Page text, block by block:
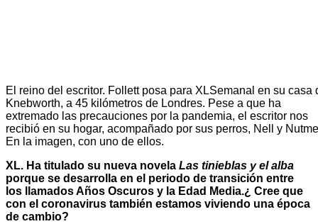
El reino del escritor. Follett posa para XLSemanal en su casa
Knebworth, a 45 kilómetros de Londres. Pese a que ha
extremado las precauciones por la pandemia, el escritor nos
recibió en su hogar, acompañado por sus perros, Nell y
En la imagen, con uno de ellos.
XL. Ha titulado su nueva novela Las tinieblas y el alba
porque se desarrolla en el periodo de transición entre
los llamados Años Oscuros y la Edad Media.¿ Cree que
con el coronavirus también estamos viviendo una época
de cambio?